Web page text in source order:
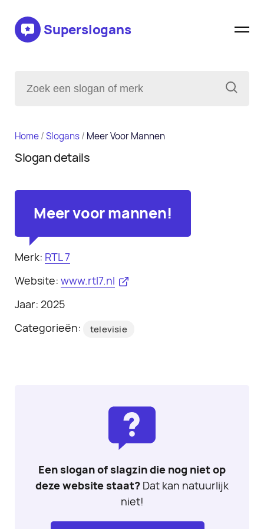
Superslogans
Home/Slogans/ Meer Voor Mannen
Slogan details
Meer voor mannen!
Merk: RTL 7
Website: www.rtl7.nl
Jaar: 2025
Categorieën:
televisie
Een slogan of slagzin die nog niet op
deze website staat? Dat kan natuurlijk
niet!